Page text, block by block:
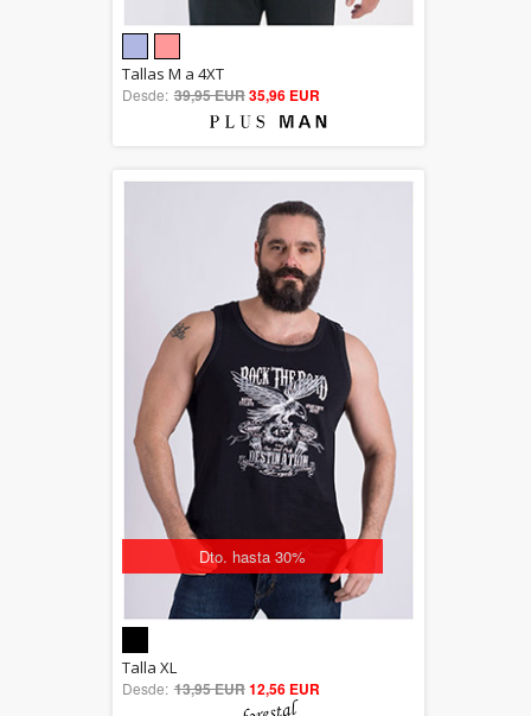
5.00
out of 5
Tallas M a 4XT
Desde: 39,95 EUR35,96 EUR
Dto. hasta 30%
out of 5
Talla XL
Desde: 13,95 EUR12,56 EUR